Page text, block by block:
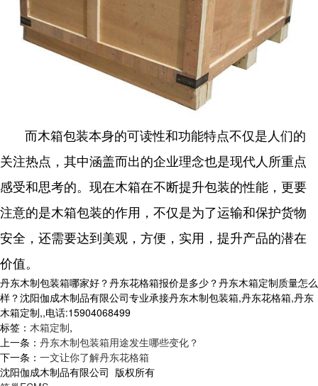
而木箱包装本身的可读性和功能特点不仅是人们的
关注热点，其中涵盖而出的企业理念也是现代人所重点
感受和思考的。现在木箱在不断提升包装的性能，更要
注意的是木箱包装的作用，不仅是为了运输和保护货物
安全，还需要达到美观，方便，实用，提升产品的潜在
价值。
丹东木制包装箱哪家好？丹东花格箱报价是多少？丹东木箱定制质量怎么
样？沈阳伽成木制品有限公司专业承接丹东木制包装箱,丹东花格箱,丹东
木箱定制,,电话:15904068499
标签： 木箱定制,
上一条： 丹东木制包装箱用途发生哪些变化？
下一条： 一文让你了解丹东花格箱
沈阳伽成木制品有限公司 版权所有